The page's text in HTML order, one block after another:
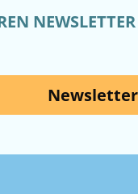
NEWSLETTER
Newsletter